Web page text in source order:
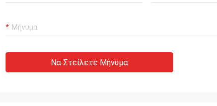
Να Στείλετε Μήνυμα